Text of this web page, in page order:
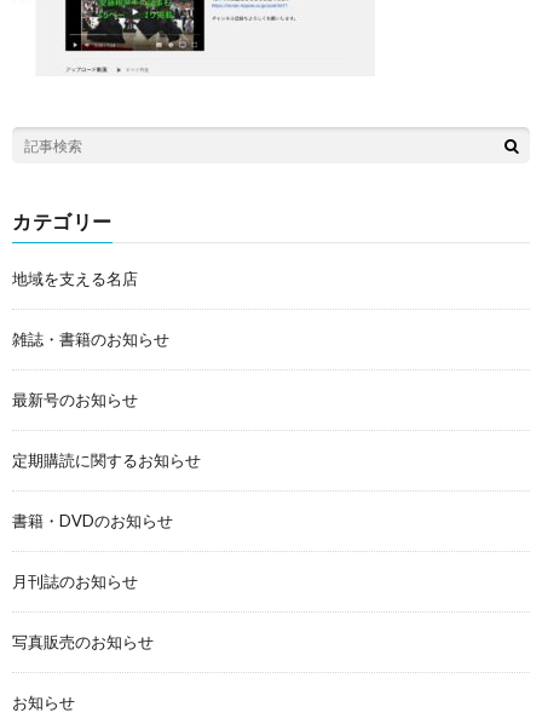
カテゴリー
地域を支える名店
雑誌・書籍のお知らせ
最新号のお知らせ
定期購読に関するお知らせ
書籍・DVDのお知らせ
月刊誌のお知らせ
写真販売のお知らせ
お知らせ